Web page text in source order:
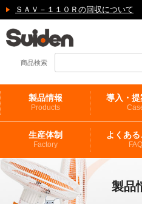
ＳＡＶ－１１０Ｒの回収について
商品検索
製品情報
Products
導入・
生産体制
Factory
よくある
FAQ
製品